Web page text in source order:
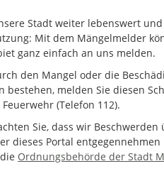
Stadt weiter lebenswert
Mit dem Mängelmelder
ganz einfach an uns melden.
den Mangel oder die
bestehen, melden Sie diesen
(Telefon 112).
Sie, dass wir
dieses Portal
Ordnungsbehörde der Stadt